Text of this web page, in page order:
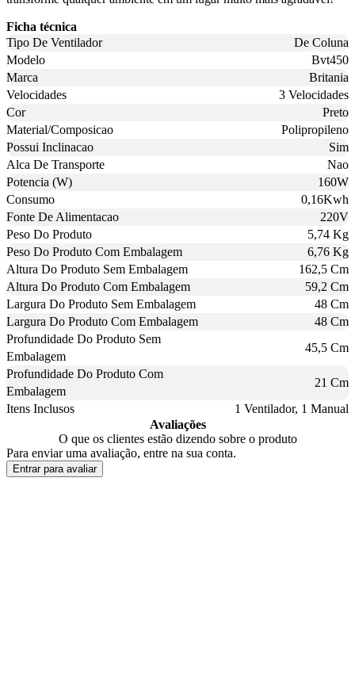
Ficha técnica
Tipo De Ventilador
De Coluna
Modelo
Bvt450
Marca
Britania
Velocidades
3 Velocidades
Cor
Preto
Material/Composicao
Polipropileno
Possui Inclinacao
Sim
Alca De Transporte
Nao
Potencia (W)
160W
Consumo
0,16Kwh
Fonte De Alimentacao
220V
Peso Do Produto
5,74 Kg
Peso Do Produto Com Embalagem
6,76 Kg
Altura Do Produto Sem Embalagem
162,5 Cm
Altura Do Produto Com Embalagem
59,2 Cm
Largura Do Produto Sem Embalagem
48 Cm
Largura Do Produto Com Embalagem
48 Cm
Profundidade Do Produto Sem
Embalagem
45,5 Cm
Profundidade Do Produto Com
Embalagem
21 Cm
Itens Inclusos
1 Ventilador, 1 Manual
Avaliações
O que os clientes estão dizendo sobre o produto
Para enviar uma avaliação, entre na sua conta.
Entrar para avaliar